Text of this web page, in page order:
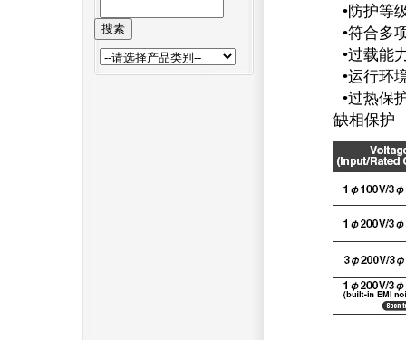
•防护等
•符合多
•过载能
•运行环
•过热保
缺相保护